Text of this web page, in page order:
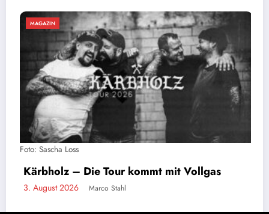
MAGAZIN
größten Rammstein-Tribute-Band der
2. August 2026